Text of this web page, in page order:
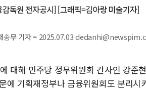
송무 기자 = 2025.07.03
대해 민주당 정무위원회 간사인 강준
에 기획재정부나 금융위원회도 분리